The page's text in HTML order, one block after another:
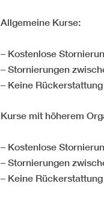
Allgemeine Kurse:
– Kostenlose
– Stornierungen
– Keine
Kurse mit höherem
– Kostenlose
– Stornierungen
– Keine